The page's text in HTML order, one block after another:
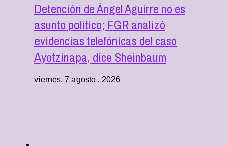
Detención de Ángel Aguirre no es
asunto político; FGR analizó
evidencias telefónicas del caso
Ayotzinapa, dice Sheinbaum
viernes, 7 agosto , 2026